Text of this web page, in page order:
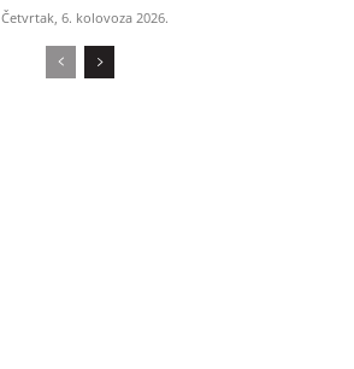
Četvrtak, 6. kolovoza 2026.